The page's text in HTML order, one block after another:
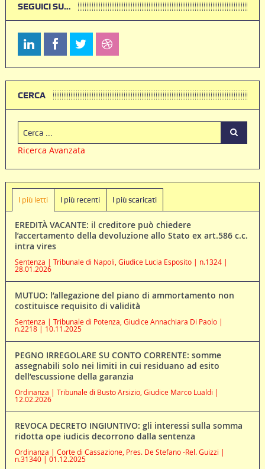
SEGUICI SU…
CERCA
Ricerca Avanzata
I più letti I più recenti I più scaricati
EREDITÀ VACANTE: il creditore può chiedere
l’accertamento della devoluzione allo Stato ex art.586 c.c.
intra vires
Sentenza | Tribunale di Napoli, Giudice Lucia Esposito | n.1324 |
28.01.2026
MUTUO: l’allegazione del piano di ammortamento non
costituisce requisito di validità
Sentenza | Tribunale di Potenza, Giudice Annachiara Di Paolo |
n.2218 | 10.11.2025
PEGNO IRREGOLARE SU CONTO CORRENTE: somme
assegnabili solo nei limiti in cui residuano ad esito
dell’escussione della garanzia
Ordinanza | Tribunale di Busto Arsizio, Giudice Marco Lualdi |
12.02.2026
REVOCA DECRETO INGIUNTIVO: gli interessi sulla somma
ridotta ope iudicis decorrono dalla sentenza
Ordinanza | Corte di Cassazione, Pres. De Stefano -Rel. Guizzi |
n.31340 | 01.12.2025